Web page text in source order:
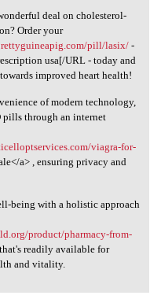
wonderful
deal on cholesterol-
Order your
pill/lasix/-
usa[/URL - today and
improved heart health!
of modern technology,
pills through an internet
viagra-for-
a> , ensuring privacy and
being with a holistic approach
product/pharmacy-from-
readily available for
and vitality.